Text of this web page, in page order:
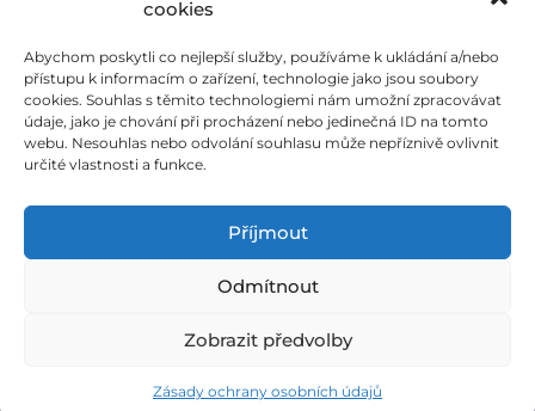
cookies
Abychom poskytli co nejlepší služby, používáme k ukládání a/nebo
přístupu k informacím o zařízení, technologie jako jsou soubory
cookies. Souhlas s těmito technologiemi nám umožní zpracovávat
údaje, jako je chování při procházení nebo jedinečná ID na tomto
webu. Nesouhlas nebo odvolání souhlasu může nepříznivě ovlivnit
určité vlastnosti a funkce.
Příjmout
Odmítnout
Zobrazit předvolby
Zásady ochrany osobních údajů
SOCIÁLNÍ SÍTĚ
Při poskytování našich služeb nám pomáhají soubory cookie.
|Ochrana osobních údajů